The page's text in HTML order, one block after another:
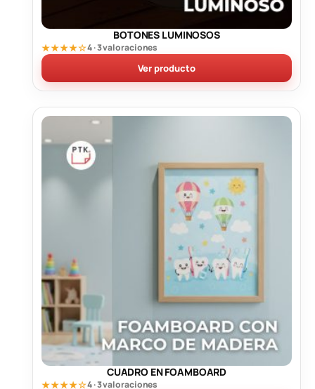
BOTONES LUMINOSOS
★★★★☆4 · 3 valoraciones
Ver producto
CUADRO EN FOAMBOARD
★★★★☆4 · 3 valoraciones